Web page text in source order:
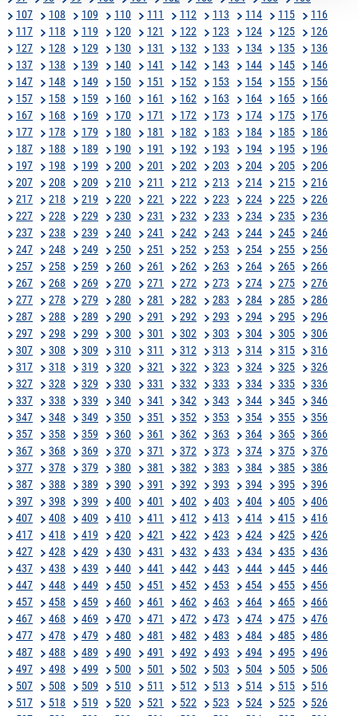
107
108 109 110 111 112 113 114 115
116
117
118 119 120 121 122 123 124 125
126
127
128 129 130 131 132 133 134 135
136
137
138 139 140 141 142 143 144 145
146
147
148 149 150 151 152 153 154 155
156
157
158 159 160 161 162 163 164 165
166
167
168 169 170 171 172 173 174 175
176
177
178 179 180 181 182 183 184 185
186
187
188 189 190 191 192 193 194 195
196
197
198 199 200 201 202 203 204 205
206
207
208 209 210 211 212 213 214 215
216
217
218 219 220 221 222 223 224 225
226
227
228 229 230 231 232 233 234 235
236
237
238 239 240 241 242 243 244 245
246
247
248 249 250 251 252 253 254 255
256
257
258 259 260 261 262 263 264 265
266
267
268 269 270 271 272 273 274 275
276
277
278 279 280 281 282 283 284 285
286
287
288 289 290 291 292 293 294 295
296
297
298 299 300 301 302 303 304 305
306
307
308 309 310 311 312 313 314 315
316
317
318 319 320 321 322 323 324 325
326
327
328 329 330 331 332 333 334 335
336
337
338 339 340 341 342 343 344 345
346
347
348 349 350 351 352 353 354 355
356
357
358 359 360 361 362 363 364 365
366
367
368 369 370 371 372 373 374 375
376
377
378 379 380 381 382 383 384 385
386
387
388 389 390 391 392 393 394 395
396
397
398 399 400 401 402 403 404 405
406
407
408 409 410 411 412 413 414 415
416
417
418 419 420 421 422 423 424 425
426
427
428 429 430 431 432 433 434 435
436
437
438 439 440 441 442 443 444 445
446
447
448 449 450 451 452 453 454 455
456
457
458 459 460 461 462 463 464 465
466
467
468 469 470 471 472 473 474 475
476
477
478 479 480 481 482 483 484 485
486
487
488 489 490 491 492 493 494 495
496
497
498 499 500 501 502 503 504 505
506
507
508 509 510 511 512 513 514 515
516
517
518 519 520 521 522 523 524 525
526